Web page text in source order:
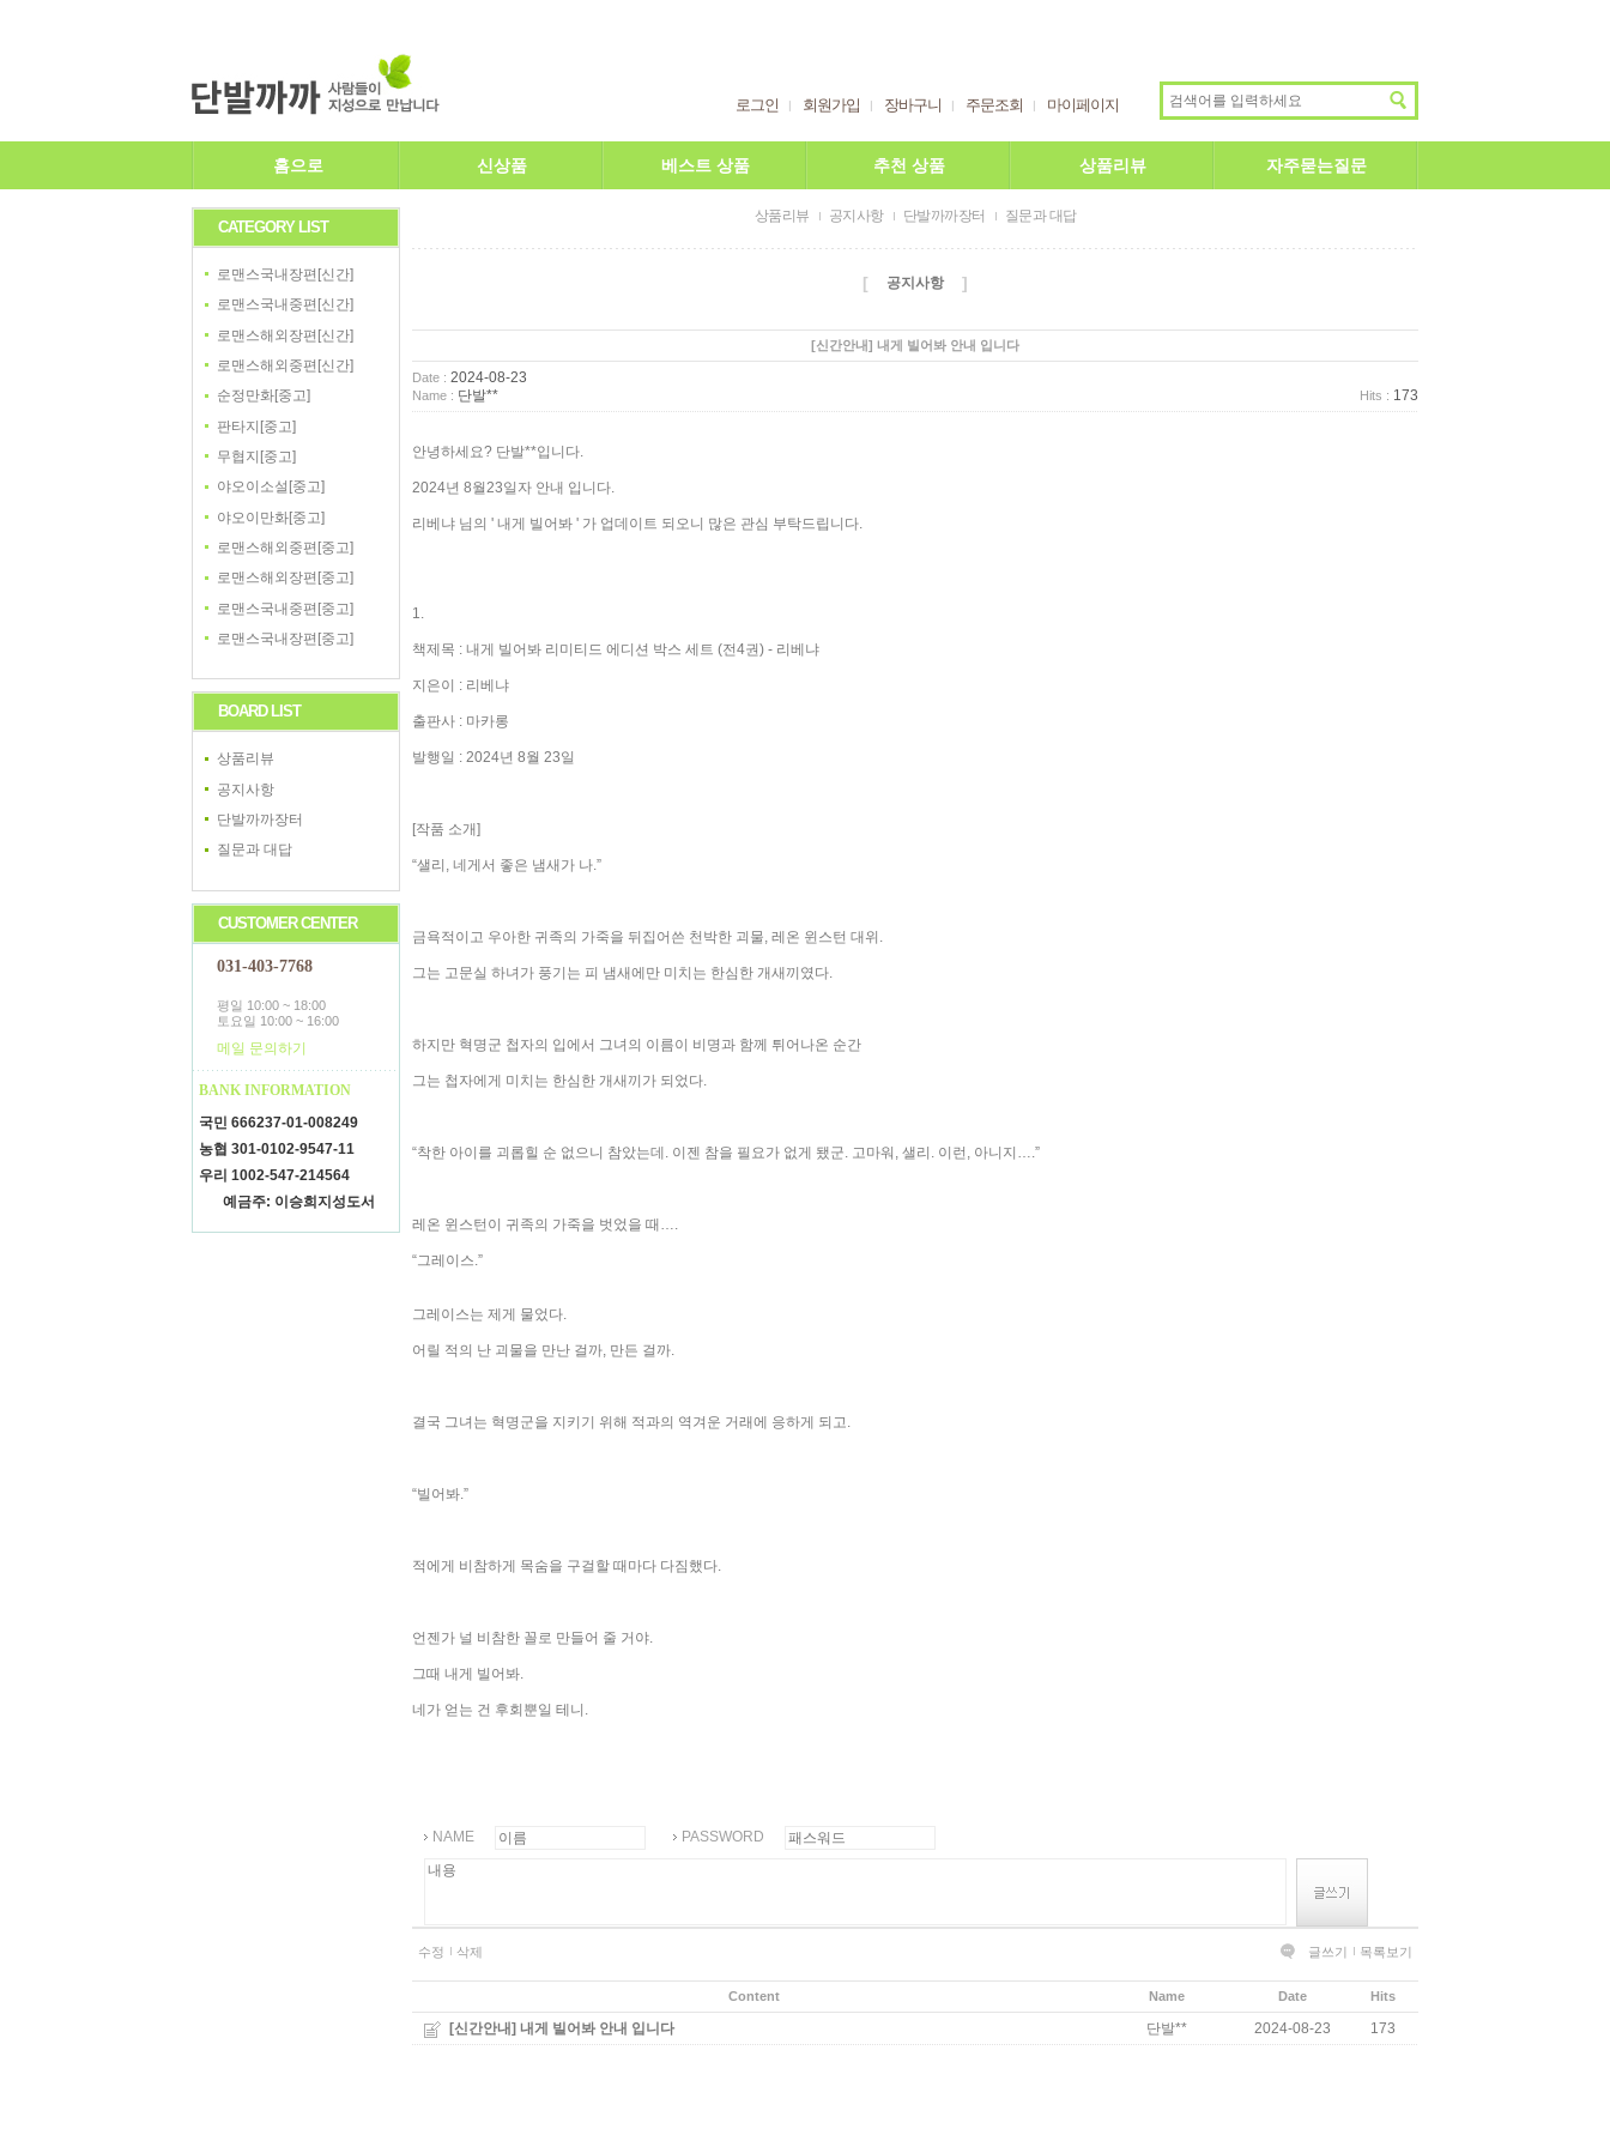
로그인 회원가입 장바구니 주문조회 마이페이지
홈으로 신상품 베스트 상품 추천 상품 상품리뷰 자주묻는질문
CATEGORY LIST
로맨스국내장편[신간]
로맨스국내중편[신간]
로맨스해외장편[신간]
로맨스해외중편[신간]
순정만화[중고]
판타지[중고]
무협지[중고]
야오이소설[중고]
야오이만화[중고]
로맨스해외중편[중고]
로맨스해외장편[중고]
로맨스국내중편[중고]
로맨스국내장편[중고]
BOARD LIST
상품리뷰
공지사항
단발까까장터
질문과 대답
CUSTOMER CENTER
031-403-7768
평일 10:00 ~ 18:00
토요일 10:00 ~ 16:00
메일 문의하기
BANK INFORMATION
국민 666237-01-008249
농협 301-0102-9547-11
우리 1002-547-214564
예금주: 이승희지성도서
상품리뷰 공지사항 단발까까장터 질문과 대답
[ 공지사항 ]
[신간안내] 내게 빌어봐 안내 입니다
Date : 2024-08-23
Name : 단발** Hits : 173
안녕하세요? 단발**입니다.
2024년 8월23일자 안내 입니다.
리베냐 님의 ' 내게 빌어봐 ' 가 업데이트 되오니 많은 관심 부탁드립니다.
1.
책제목 : 내게 빌어봐 리미티드 에디션 박스 세트 (전4권) - 리베냐
지은이 : 리베냐
출판사 : 마카롱
발행일 : 2024년 8월 23일
[작품 소개]
“샐리, 네게서 좋은 냄새가 나.”
금욕적이고 우아한 귀족의 가죽을 뒤집어쓴 천박한 괴물, 레온 윈스턴 대위.
그는 고문실 하녀가 풍기는 피 냄새에만 미치는 한심한 개새끼였다.
하지만 혁명군 첩자의 입에서 그녀의 이름이 비명과 함께 튀어나온 순간
그는 첩자에게 미치는 한심한 개새끼가 되었다.
“착한 아이를 괴롭힐 순 없으니 참았는데. 이젠 참을 필요가 없게 됐군. 고마워, 샐리. 이런, 아니지….”
레온 윈스턴이 귀족의 가죽을 벗었을 때….
“그레이스.”
그레이스는 제게 물었다.
어릴 적의 난 괴물을 만난 걸까, 만든 걸까.
결국 그녀는 혁명군을 지키기 위해 적과의 역겨운 거래에 응하게 되고.
“빌어봐.”
적에게 비참하게 목숨을 구걸할 때마다 다짐했다.
언젠가 널 비참한 꼴로 만들어 줄 거야.
그때 내게 빌어봐.
네가 얻는 건 후회뿐일 테니.
NAME PASSWORD
수정 삭제 글쓰기 목록보기
Content Name Date Hits
[신간안내] 내게 빌어봐 안내 입니다 단발** 2024-08-23 173